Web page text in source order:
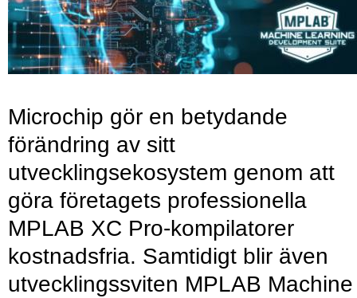
Microchip gör en betydande
förändring av sitt
utvecklingsekosystem genom att
göra företagets professionella
MPLAB XC Pro-kompilatorer
kostnadsfria. Samtidigt blir även
utvecklingssviten MPLAB Machine